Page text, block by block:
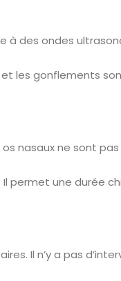
à des ondes
les gonflements
nasaux ne sont
permet une durée
Il n’y a pas